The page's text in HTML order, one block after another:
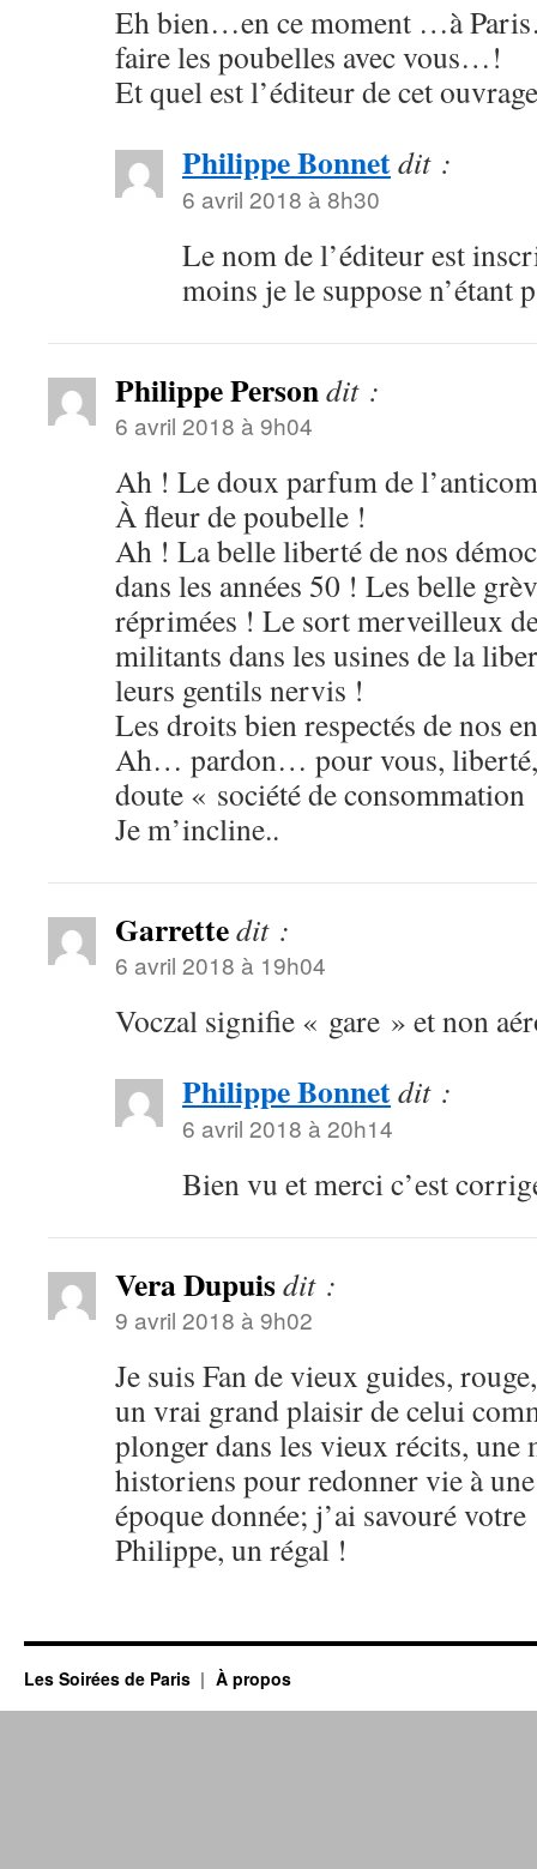
Eh bien…en ce moment …à
faire les poubelles avec vous…!
Et quel est l’éditeur de cet
Philippe Bonnetdit :
6 avril 2018 à 8h30
Le nom de l’éditeur est
moins je le suppose n’étant
Philippe Persondit :
6 avril 2018 à 9h04
Ah ! Le doux parfum de
À fleur de poubelle !
Ah ! La belle liberté de nos
dans les années 50 ! Les belle
réprimées ! Le sort merveilleux
militants dans les usines de la
leurs gentils nervis !
Les droits bien respectés de nos
Ah… pardon… pour vous, liberté,
doute « société de
Je m’incline..
Garrettedit :
6 avril 2018 à 19h04
Voczal signifie « gare » et non
Philippe Bonnetdit :
6 avril 2018 à 20h14
Bien vu et merci c’est
Vera Dupuisdit :
9 avril 2018 à 9h02
Je suis Fan de vieux guides,
un vrai grand plaisir de celui
plonger dans les vieux récits, une
historiens pour redonner vie à
époque donnée; j’ai savouré
Philippe, un régal !
Les Soirées de Paris À propos